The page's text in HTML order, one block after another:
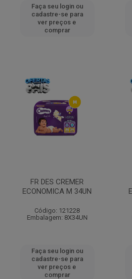
Faça seu login ou
cadastre-se para
ver preços e
comprar
FR DES CREMER
ECONOMICA M 34UN
Código: 121228
Embalagem: 8X34UN
Faça seu login ou
cadastre-se para
ver preços e
comprar